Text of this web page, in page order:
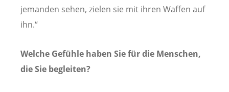
jemanden sehen, zielen sie mit ihren Waffen auf
ihn.“
Welche Gefühle haben Sie für die Menschen,
die Sie begleiten?